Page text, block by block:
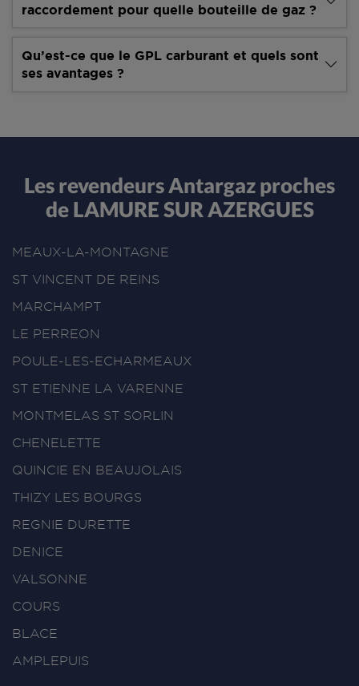
raccordement pour quelle bouteille de gaz ?
Qu’est-ce que le GPL carburant et quels sont
ses avantages ?
Les revendeurs Antargaz proches
de LAMURE SUR AZERGUES
MEAUX-LA-MONTAGNE
ST VINCENT DE REINS
MARCHAMPT
LE PERREON
POULE-LES-ECHARMEAUX
ST ETIENNE LA VARENNE
MONTMELAS ST SORLIN
CHENELETTE
QUINCIE EN BEAUJOLAIS
THIZY LES BOURGS
REGNIE DURETTE
DENICE
VALSONNE
COURS
BLACE
AMPLEPUIS